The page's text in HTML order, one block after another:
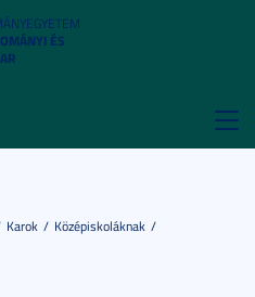
ÉS
Karok
Középiskoláknak